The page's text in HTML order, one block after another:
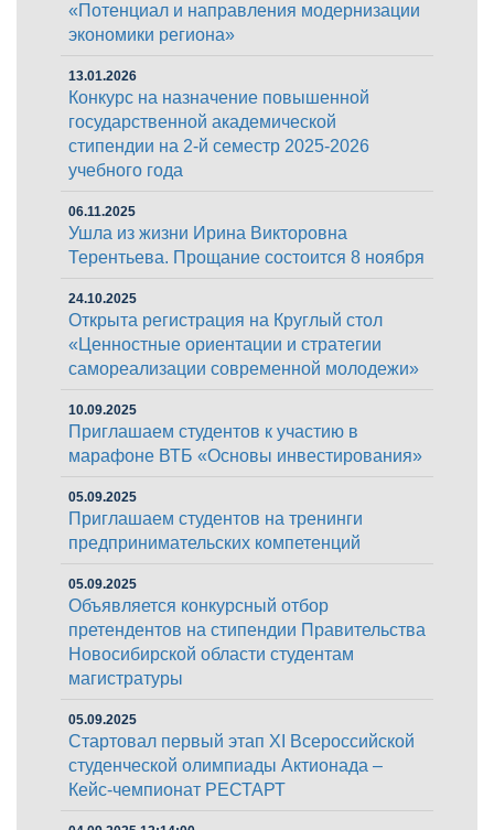
«Потенциал и направления модернизации
экономики региона»
13.01.2026
Конкурс на назначение повышенной
государственной академической
стипендии на 2-й семестр 2025-2026
учебного года
06.11.2025
Ушла из жизни Ирина Викторовна
Терентьева. Прощание состоится 8 ноября
24.10.2025
Открыта регистрация на Круглый стол
«Ценностные ориентации и стратегии
самореализации современной молодежи»
10.09.2025
Приглашаем студентов к участию в
марафоне ВТБ «Основы инвестирования»
05.09.2025
Приглашаем студентов на тренинги
предпринимательских компетенций
05.09.2025
Объявляется конкурсный отбор
претендентов на стипендии Правительства
Новосибирской области студентам
магистратуры
05.09.2025
Стартовал первый этап XI Всероссийской
студенческой олимпиады Актионада –
Кейс-чемпионат РЕСТАРТ